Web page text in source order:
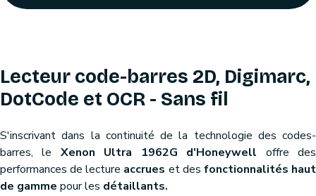
Lecteur code-barres 2D, Digimarc,
DotCode et OCR - Sans fil
S'inscrivant dans la continuité de la technologie des codes-
barres, le Xenon Ultra 1962G d'Honeywell offre des
performances de lecture accrues et des fonctionnalités haut
de gamme pour les détaillants.